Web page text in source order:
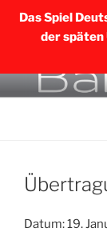
Das Spiel
der späten
Inhalt
Datum:19.